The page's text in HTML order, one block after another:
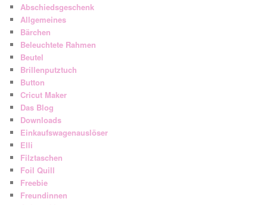
Abschiedsgeschenk
Allgemeines
Bärchen
Beleuchtete Rahmen
Beutel
Brillenputztuch
Button
Cricut Maker
Das Blog
Downloads
Einkaufswagenauslöser
Elli
Filztaschen
Foil Quill
Freebie
Freundinnen